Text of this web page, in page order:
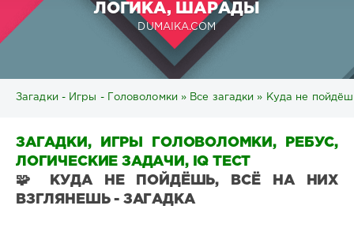
ЛОГИКА, ШАРАДЫ
DUMAIKA.COM
Загадки - Игры - Головоломки » Все загадки » Куда не
ЗАГАДКИ, ИГРЫ ГОЛОВОЛОМКИ, РЕБУС,
ЛОГИЧЕСКИЕ ЗАДАЧИ, IQ ТЕСТ
🧩 КУДА НЕ ПОЙДЁШЬ, ВСЁ НА НИХ
ВЗГЛЯНЕШЬ - ЗАГАДКА